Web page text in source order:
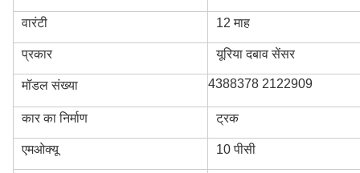
वारंटी 12 माह
प्रकार यूरिया दबाव सेंसर
मॉडल संख्या 4388378 2122909
कार का निर्माण ट्रक
एमओक्यू 10 पीसी